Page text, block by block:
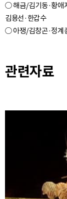
○ 해금/김기동·황애
김용선·한갑수
관련자료